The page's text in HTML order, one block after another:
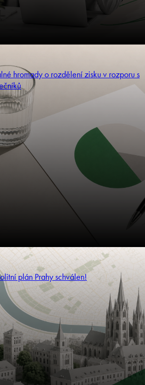
hromady o rozdělení zisku v rozporu s
plán Prahy schválen!